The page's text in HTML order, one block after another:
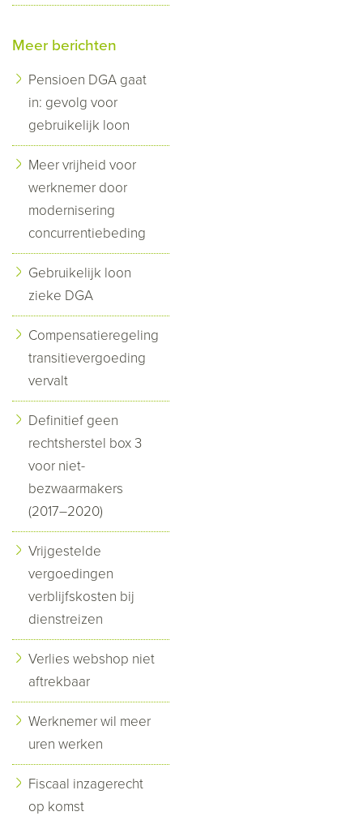
Meer berichten
Pensioen DGA gaat
in: gevolg voor
gebruikelijk loon
Meer vrijheid voor
werknemer door
modernisering
concurrentiebeding
Gebruikelijk loon
zieke DGA
Compensatieregeling
transitievergoeding
vervalt
Definitief geen
rechtsherstel box 3
voor niet-
bezwaarmakers
(2017–2020)
Vrijgestelde
vergoedingen
verblijfskosten bij
dienstreizen
Verlies webshop niet
aftrekbaar
Werknemer wil meer
uren werken
Fiscaal inzagerecht
op komst